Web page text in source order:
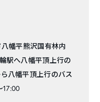
八幡平熊沢国有林内
駅へ八幡平頂上行の
八幡平頂上行のバス
17:00